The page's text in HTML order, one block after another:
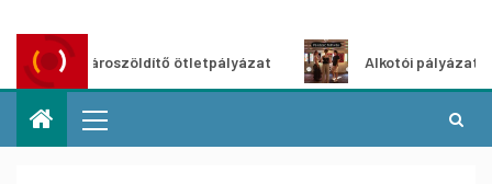
Városzöldítő ötletpályázat Alkotói pályázat